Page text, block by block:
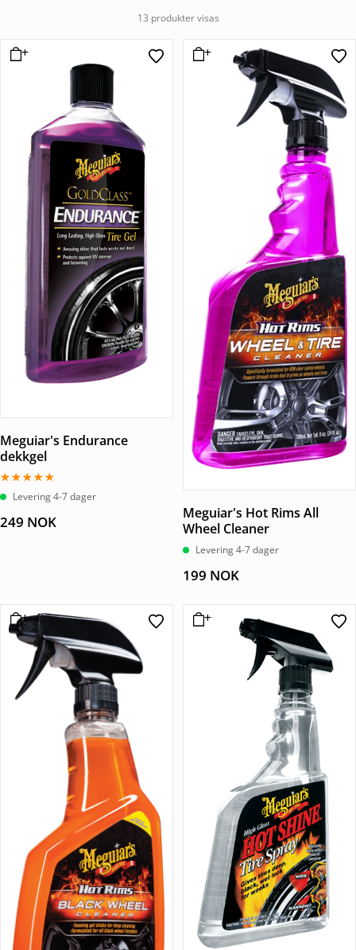
13 produkter visas
Meguiar's Endurance
dekkgel
Vurdert
5.00Levering 4-7 dager
249 NOK
Meguiar's Hot Rims All
Wheel Cleaner
Levering 4-7 dager
199 NOK